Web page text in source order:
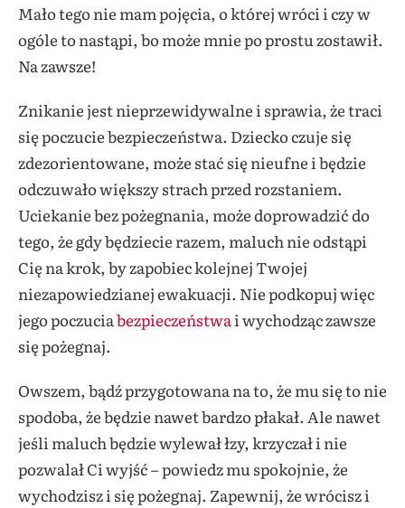
Mało tego nie mam pojęcia, o której wróci i czy w
ogóle to nastąpi, bo może mnie po prostu zostawił.
Na zawsze!
Znikanie jest nieprzewidywalne i sprawia, że traci
się poczucie bezpieczeństwa. Dziecko czuje się
zdezorientowane, może stać się nieufne i będzie
odczuwało większy strach przed rozstaniem.
Uciekanie bez pożegnania, może doprowadzić do
tego, że gdy będziecie razem, maluch nie odstąpi
Cię na krok, by zapobiec kolejnej Twojej
niezapowiedzianej ewakuacji. Nie podkopuj więc
jego poczuciabezpieczeństwa i wychodząc zawsze
się pożegnaj.
Owszem, bądź przygotowana na to, że mu się to nie
spodoba, że będzie nawet bardzo płakał. Ale nawet
jeśli maluch będzie wylewał łzy, krzyczał i nie
pozwalał Ci wyjść – powiedz mu spokojnie, że
wychodzisz i się pożegnaj. Zapewnij, że wrócisz i